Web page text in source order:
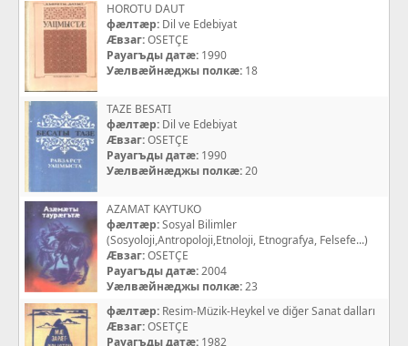
HOROTU DAUT
фæлтæр: Dil ve Edebiyat
Æвзаг:OSETÇE
Рауагъды датæ: 1990
Уæлвæйнæджы полкæ: 18
TAZE BESATI
фæлтæр: Dil ve Edebiyat
Æвзаг:OSETÇE
Рауагъды датæ: 1990
Уæлвæйнæджы полкæ:20
AZAMAT KAYTUKO
фæлтæр:Sosyal Bilimler
(Sosyoloji,Antropoloji,Etnoloji, Etnografya, Felsefe...)
Æвзаг:OSETÇE
Рауагъды датæ:2004
Уæлвæйнæджы полкæ:23
фæлтæр: Resim-Müzik-Heykel ve diğer Sanat dalları
Æвзаг:OSETÇE
Рауагъды датæ: 1982